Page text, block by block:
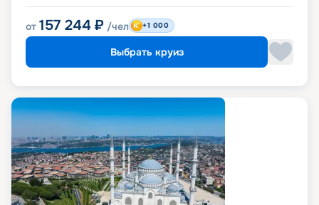
от 157 244 ₽ /чел +1 000
Выбрать круиз